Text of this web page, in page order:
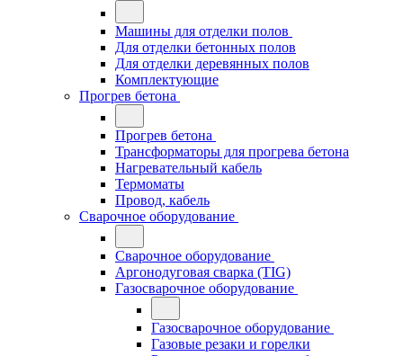
Машины для отделки полов
Для отделки бетонных полов
Для отделки деревянных полов
Комплектующие
Прогрев бетона
Прогрев бетона
Трансформаторы для прогрева бетона
Нагревательный кабель
Термоматы
Провод, кабель
Сварочное оборудование
Сварочное оборудование
Аргонодуговая сварка (TIG)
Газосварочное оборудование
Газосварочное оборудование
Газовые резаки и горелки